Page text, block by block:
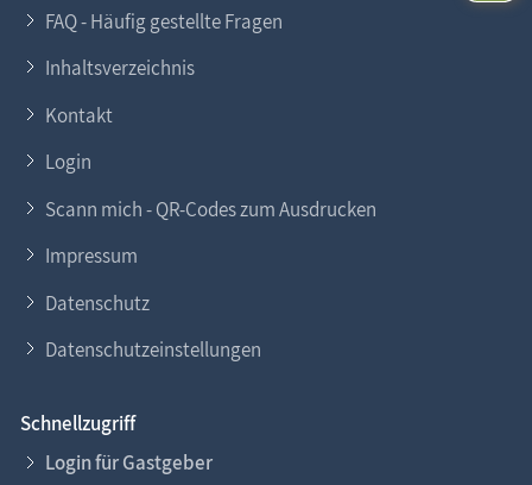
FAQ - Häufig gestellte Fragen
Inhaltsverzeichnis
Kontakt
Login
Scann mich - QR-Codes zum Ausdrucken
Impressum
Datenschutz
Datenschutzeinstellungen
Schnellzugriff
Login für Gastgeber